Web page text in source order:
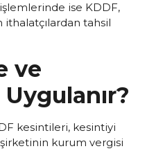
ise KDDF,
tahsil
ve
kesintileri, kesintiyi
kurum vergisi